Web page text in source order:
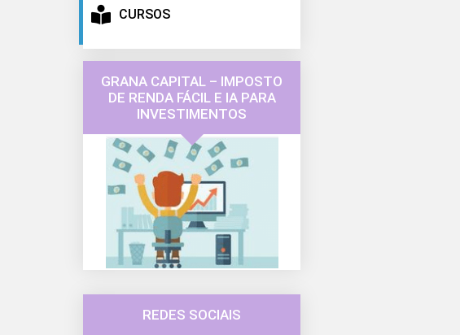
CURSOS
GRANA CAPITAL – IMPOSTO
DE RENDA FÁCIL E IA PARA
INVESTIMENTOS
REDES SOCIAIS